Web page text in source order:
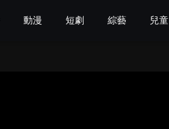
動漫 短劇 綜藝 兒童